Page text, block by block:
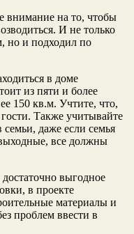
внимание на то, чтобы
И не только
но и подходил по
в доме
из пяти и более
150 кв.м. Учтите, что,
гости. Также учитывайте
даже если семья
выходные, все должны
выгодное
в проекте
материалы и
проблем ввести в